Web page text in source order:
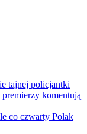
tajnej policjantki
komentują
co czwarty Polak